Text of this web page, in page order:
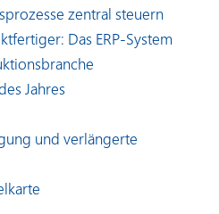
zentral steuern
Das ERP-System
Jahres
und verlängerte